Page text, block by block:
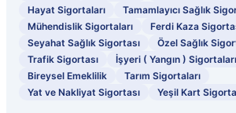
Hayat Sigortaları
Tamamlayıcı Sağlık
Mühendislik Sigortaları
Ferdi Kaza
Seyahat Sağlık Sigortası
Özel Sağlık
Trafik Sigortası
İşyeri ( Yangın ) Sigortaları
Bireysel Emeklilik
Tarım Sigortaları
Yat ve Nakliyat Sigortası
Yeşil Kart